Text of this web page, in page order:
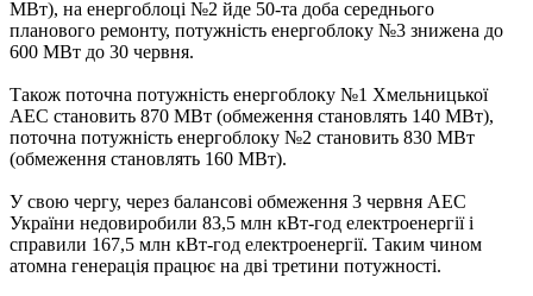
МВт), на енергоблоці №2 йде 50-та доба середнього
планового ремонту, потужність енергоблоку №3 знижена до
600 МВт до 30 червня.
Також поточна потужність енергоблоку №1 Хмельницької
АЕС становить 870 МВт (обмеження становлять 140 МВт),
поточна потужність енергоблоку №2 становить 830 МВт
(обмеження становлять 160 МВт).
У свою чергу, через балансові обмеження 3 червня АЕС
України недовиробили 83,5 млн кВт-год електроенергії і
справили 167,5 млн кВт-год електроенергії. Таким чином
атомна генерація працює на дві третини потужності.